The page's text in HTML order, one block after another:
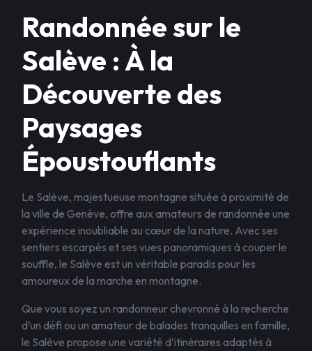
Randonnée sur le
Salève : À la
Découverte des
Paysages
Époustouflants
Le Salève, majestueuse montagne située à proximité de
la ville de Genève, offre aux amateurs de randonnée une
expérience inoubliable au cœur de la nature. Avec ses
sentiers escarpés et ses vues panoramiques à couper le
souffle, le Salève est un véritable paradis pour les
amoureux de la marche en montagne.
Que vous soyez un randonneur chevronné à la recherche
d’un défi ou un amateur de balades tranquilles en famille,
le Salève propose une variété d’itinéraires adaptés à